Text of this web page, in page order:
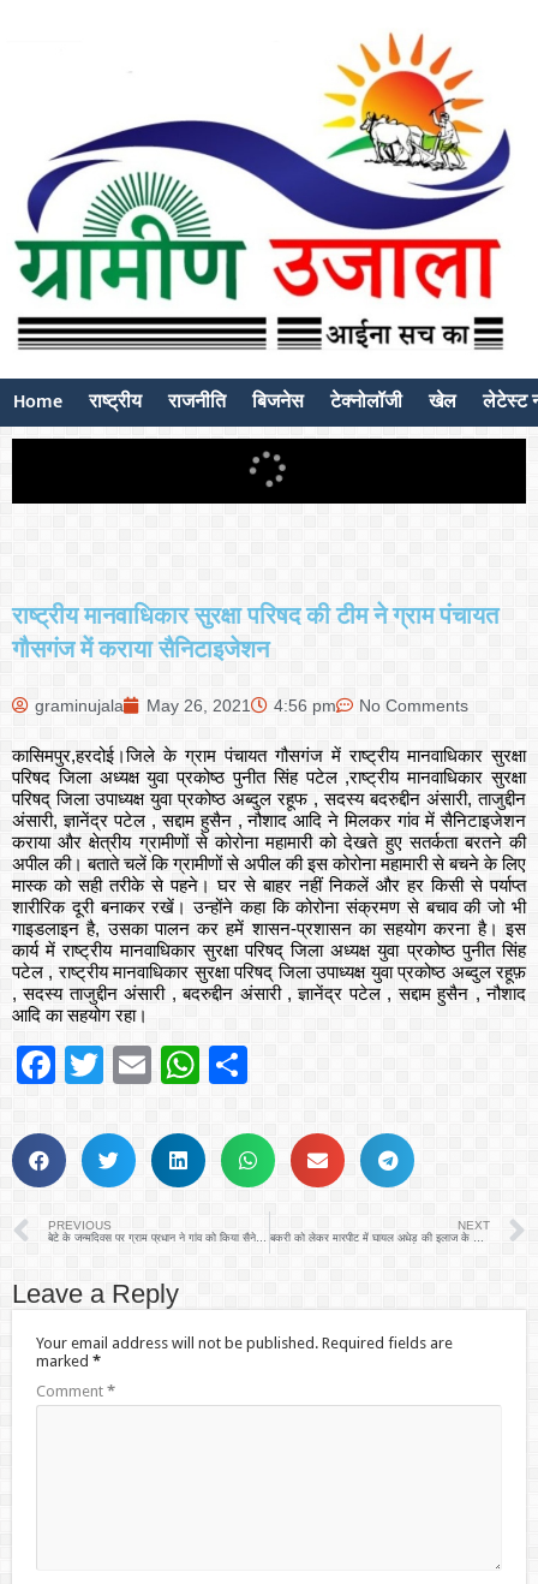
Home राष्ट्रीय राजनीति बिजनेस टेक्नोलॉजी खेल लेटेस्ट
राष्ट्रीय मानवाधिकार सुरक्षा परिषद की टीम ने ग्राम पंचायत
गौसगंज में कराया सैनिटाइजेशन
graminujala May 26, 2021 4:56 pm No Comments
कासिमपुर,हरदोई।जिले के ग्राम पंचायत गौसगंज में राष्ट्रीय मानवाधिकार सुरक्षा
परिषद जिला अध्यक्ष युवा प्रकोष्ठ पुनीत सिंह पटेल ,राष्ट्रीय मानवाधिकार सुरक्षा
परिषद् जिला उपाध्यक्ष युवा प्रकोष्ठ अब्दुल रहूफ , सदस्य बदरुद्दीन अंसारी, ताजुद्दीन
अंसारी, ज्ञानेंद्र पटेल , सद्दाम हुसैन , नौशाद आदि ने मिलकर गांव में सैनिटाइजेशन
कराया और क्षेत्रीय ग्रामीणों से कोरोना महामारी को देखते हुए सतर्कता बरतने की
अपील की। बताते चलें कि ग्रामीणों से अपील की इस कोरोना महामारी से बचने के लिए
मास्क को सही तरीके से पहने। घर से बाहर नहीं निकलें और हर किसी से पर्याप्त
शारीरिक दूरी बनाकर रखें। उन्होंने कहा कि कोरोना संक्रमण से बचाव की जो भी
गाइडलाइन है, उसका पालन कर हमें शासन-प्रशासन का सहयोग करना है। इस
कार्य में राष्ट्रीय मानवाधिकार सुरक्षा परिषद् जिला अध्यक्ष युवा प्रकोष्ठ पुनीत सिंह
पटेल , राष्ट्रीय मानवाधिकार सुरक्षा परिषद् जिला उपाध्यक्ष युवा प्रकोष्ठ अब्दुल रहूफ़
, सदस्य ताजुद्दीन अंसारी , बदरुद्दीन अंसारी , ज्ञानेंद्र पटेल , सद्दाम हुसैन , नौशाद
आदि का सहयोग रहा।
Facebook
Twitter
EmailWhatsApp
PREVIOUS
बेटे के जन्मदिवस पर ग्राम प्रधान ने गांव को किया सैनेटाइज
NEXT
बकरी को लेकर मारपीट में घायल अधेड़ की इलाज के दौरान मौत
Leave a Reply
Your email address will not be published. Required fields are
marked *
Comment *